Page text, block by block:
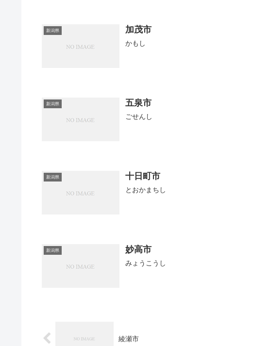
新潟県 加茂市
かもし
新潟県 五泉市
ごせんし
新潟県 十日町市
とおかまちし
新潟県 妙高市
みょうこうし
綾瀬市